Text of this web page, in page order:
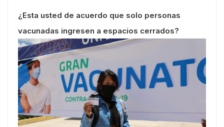
¿Esta usted de acuerdo que solo personas
vacunadas ingresen a espacios cerrados?